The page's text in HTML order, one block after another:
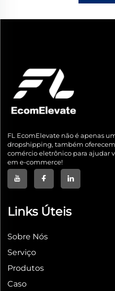
FL EcomElevate não é apenas
dropshipping, também
comércio eletrônico para ajudar
em e-commerce!
Links Úteis
Sobre Nós
Serviço
Produtos
Caso